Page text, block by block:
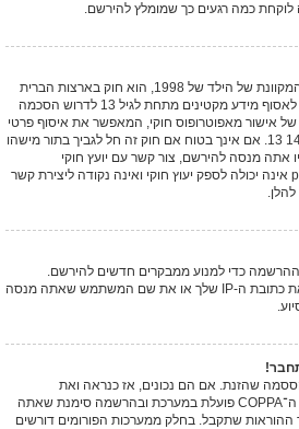
כמה רגעים כך שמומלץ להירשם.
COPPA, או החוק לפרטיות והגנה המקוונת של הילד של 1998, הוא חוק בארצות הברית
הדורש מאתרים ברשת אשר יכולים לאסוף מידע מקטינים מתחת לגיל 13 לדרוש הסכמה
אישור מאפוטרופוס חוקי, המאפשר את איסוף פרטי
הזיהוי האישיים מקטין מתחת לגיל 14 13. אם אינך בטוח אם חוק זה חל לגביך בתור מישהו
מנסה להירשם, צור קשר עם יועץ חוקי
להתיעצות. שים לב שקבוצת phpBB אינה יכולה לספק יעוץ חוקי ואינה נקודה ליצירת קשר
כדי למנוע ממבקרים חדשים להירשם.
לחילופין ייתכן שמנהל ראשי חסם את כתובת ה-IP שלך או את שם המשתמש שאתה מנסה
שהזנת. אם הם נכונים, אז כנראה ואת
מהדברים הבאים קרה. אם מערכת ה־COPPA פועלת במערכת ובהרשמה סימנת שאתה
אחר ההוראות שתקבל. בחלק ממערכות הפורומים דורשים